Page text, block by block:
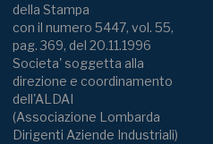
della Stampa
con il numero 5447, vol. 55,
pag. 369, del 20.11.1996
Societa' soggetta alla
direzione e coordinamento
dell'ALDAI
(Associazione Lombarda
Dirigenti Aziende Industriali)